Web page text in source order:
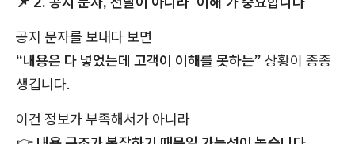
공지 문자를 보내다 보면
“내용은 다 넣었는데 고객이 이해를 못하는” 상황이 종종
생깁니다.
이건 정보가 부족해서가 아니라